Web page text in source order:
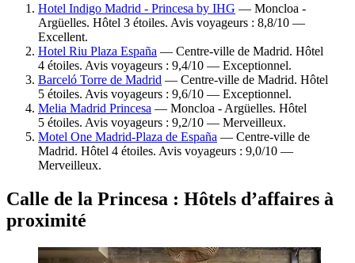
Hotel Indigo Madrid - Princesa by IHG — Moncloa -
Argüelles. Hôtel 3 étoiles. Avis voyageurs : 8,8/10 —
Excellent.
Hotel Riu Plaza España — Centre-ville de Madrid. Hôtel
4 étoiles. Avis voyageurs : 9,4/10 — Exceptionnel.
Barceló Torre de Madrid — Centre-ville de Madrid. Hôtel
5 étoiles. Avis voyageurs : 9,6/10 — Exceptionnel.
Melia Madrid Princesa — Moncloa - Argüelles. Hôtel
5 étoiles. Avis voyageurs : 9,2/10 — Merveilleux.
Motel One Madrid-Plaza de España — Centre-ville de
Madrid. Hôtel 4 étoiles. Avis voyageurs : 9,0/10 —
Merveilleux.
Calle de la Princesa : Hôtels d’affaires à
proximité